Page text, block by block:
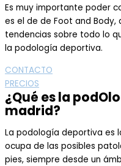
Es muy importante poder
es el de de Foot and Body,
tendencias sobre todo lo
la podología deportiva.
CONTACTO
PRECIOS
¿Qué es la
madrid?
La podología deportiva es
ocupa de las posibles
pies, siempre desde un